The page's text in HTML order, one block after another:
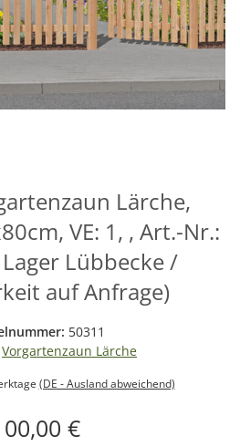
Lärche,
VE: 1, , Art.-Nr.:
Lübbecke /
auf Anfrage)
50311
Vorgartenzaun Lärche
(DE - Ausland abweichend)
€